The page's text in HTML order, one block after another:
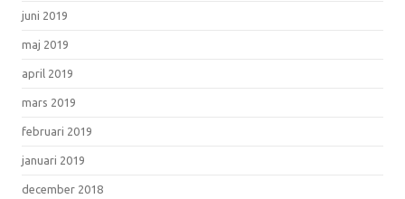
juni 2019
maj 2019
april 2019
mars 2019
februari 2019
januari 2019
december 2018